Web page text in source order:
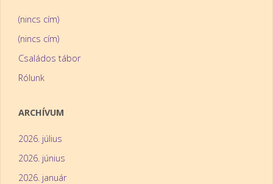
(nincs cím)
(nincs cím)
Családos tábor
Rólunk
ARCHÍVUM
2026. július
2026. június
2026. január